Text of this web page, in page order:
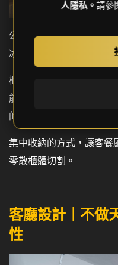
公共區域以淺色基調為主
冰箱上方設置吊櫃，使線
櫃體內預留吸塵器插座與
能完整隱藏於櫃內。把手
的細節亮點。
集中收納的方式，讓客餐
零散櫃體切割。
客廳設計｜不做
性
人隱私。請參